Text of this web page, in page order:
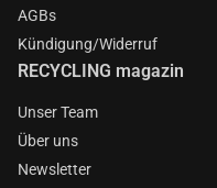
AGBs
Kündigung/Widerruf
RECYCLING magazin
Unser Team
Über uns
Newsletter